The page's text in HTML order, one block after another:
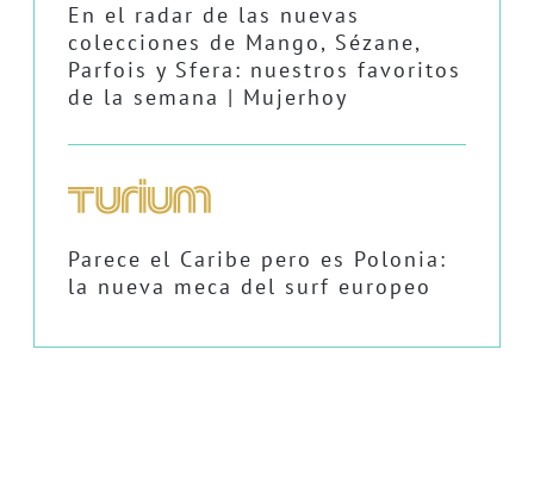
En el radar de las nuevas
colecciones de Mango, Sézane,
Parfois y Sfera: nuestros favoritos
de la semana | Mujerhoy
Parece el Caribe pero es Polonia:
la nueva meca del surf europeo